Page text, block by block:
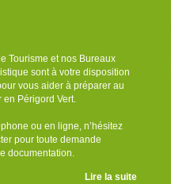
Tourisme et nos Bureaux
sont à votre disposition
vous aider à préparer au
en Périgord Vert.
ou en ligne, n’hésitez
pour toute demande
documentation.
Lire la suite